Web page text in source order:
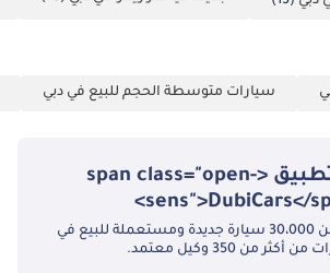
سيارات متوسطة الحجم للبيع في دبي
تحميل تطبيق <span class="open-
sens">DubiCars</
استكشف أكثر من 30،000 سيارة جديدة ومستعملة للبيع في
أكثر من 350 وكيل معتمد.
لامتلاك سيارة موثوقة للاستخدام اليومي،
فحص السيارة قبل الشراء.